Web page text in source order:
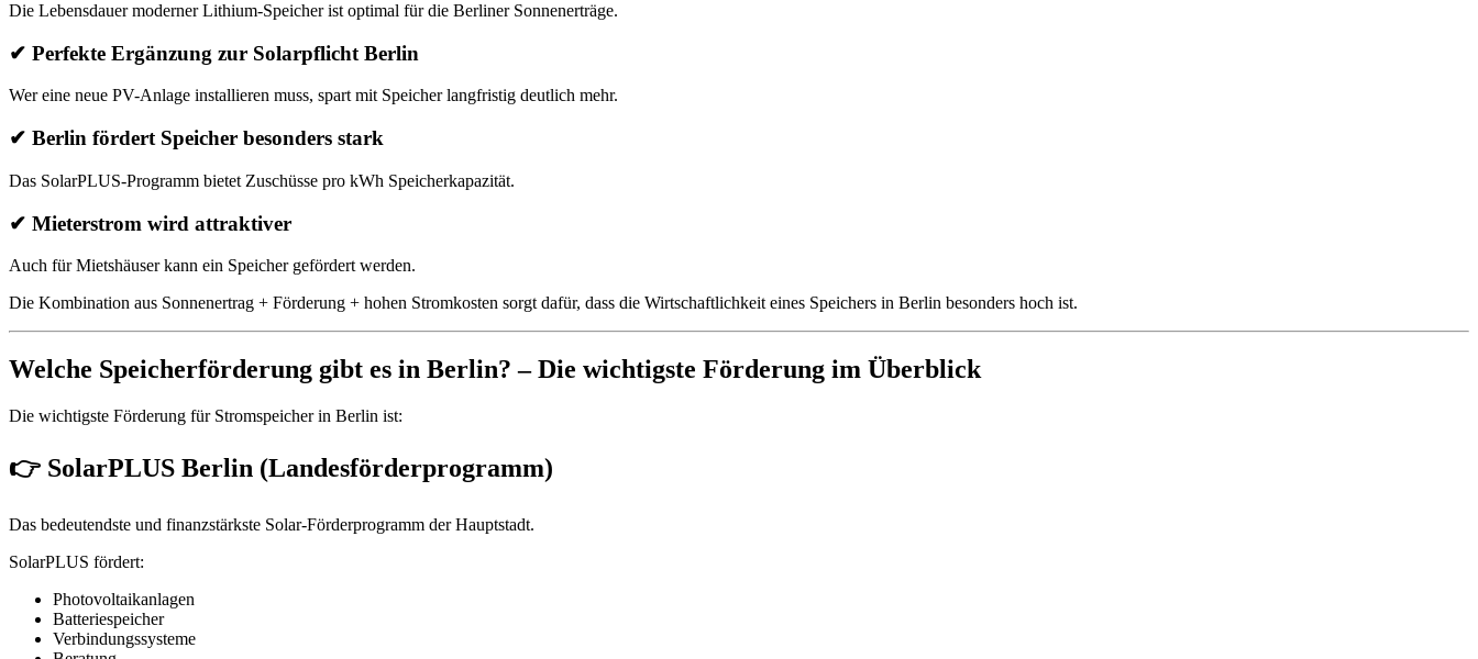
Die Lebensdauer moderner Lithium-Speicher ist optimal für die Berliner Sonnenerträge.
✔ Perfekte Ergänzung zur Solarpflicht Berlin
Wer eine neue PV-Anlage installieren muss, spart mit Speicher langfristig deutlich mehr.
✔ Berlin fördert Speicher besonders stark
Das SolarPLUS-Programm bietet Zuschüsse pro kWh Speicherkapazität.
✔ Mieterstrom wird attraktiver
Auch für Mietshäuser kann ein Speicher gefördert werden.
Die Kombination aus Sonnenertrag + Förderung + hohen Stromkosten sorgt dafür, dass die Wirtschaftlichkeit eines Speichers in Berlin besonders hoch ist.
Welche Speicherförderung gibt es in Berlin? – Die wichtigste Förderung im Überblick
Die wichtigste Förderung für Stromspeicher in Berlin ist:
👉 SolarPLUS Berlin (Landesförderprogramm)
Das bedeutendste und finanzstärkste Solar-Förderprogramm der Hauptstadt.
SolarPLUS fördert:
Photovoltaikanlagen
Batteriespeicher
Verbindungssysteme